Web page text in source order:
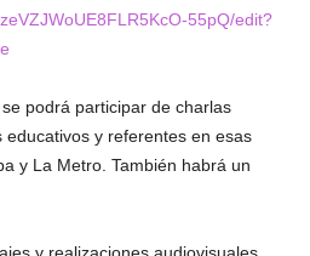
55pQ/edit?
podrá participar de charlas
y referentes en esas
y La Metro. También habrá un
y realizaciones audiovisuales